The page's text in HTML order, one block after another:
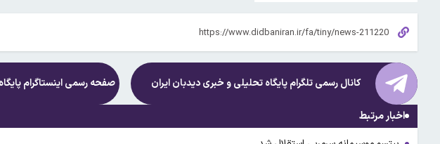
کانال رسمی تلگرام پایگاه تحلیلی و خبریدیدبان ایران صفحه رسمی اینستاگرام
اخبار مرتبط